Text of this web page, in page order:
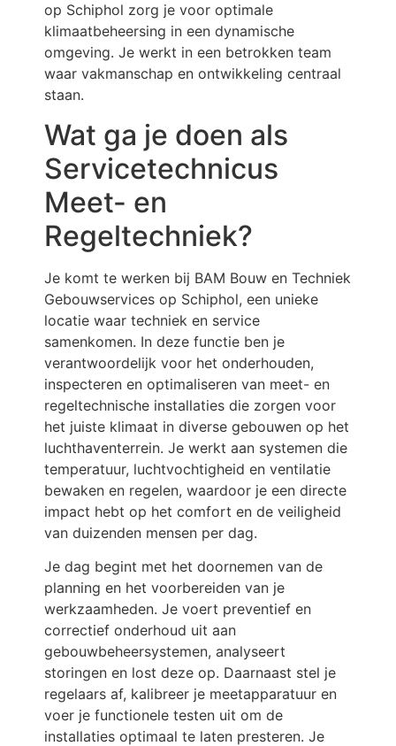
op Schiphol zorg je voor optimale
klimaatbeheersing in een dynamische
omgeving. Je werkt in een betrokken team
waar vakmanschap en ontwikkeling centraal
staan.
Wat ga je doen als
Servicetechnicus
Meet- en
Regeltechniek?
Je komt te werken bij BAM Bouw en Techniek
Gebouwservices op Schiphol, een unieke
locatie waar techniek en service
samenkomen. In deze functie ben je
verantwoordelijk voor het onderhouden,
inspecteren en optimaliseren van meet- en
regeltechnische installaties die zorgen voor
het juiste klimaat in diverse gebouwen op het
luchthaventerrein. Je werkt aan systemen die
temperatuur, luchtvochtigheid en ventilatie
bewaken en regelen, waardoor je een directe
impact hebt op het comfort en de veiligheid
van duizenden mensen per dag.
Je dag begint met het doornemen van de
planning en het voorbereiden van je
werkzaamheden. Je voert preventief en
correctief onderhoud uit aan
gebouwbeheersystemen, analyseert
storingen en lost deze op. Daarnaast stel je
regelaars af, kalibreer je meetapparatuur en
voer je functionele testen uit om de
installaties optimaal te laten presteren. Je